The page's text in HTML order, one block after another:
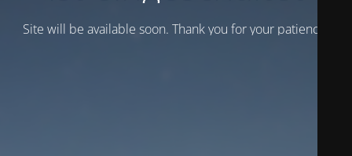
Site will be available soon. Thank you for your patience!